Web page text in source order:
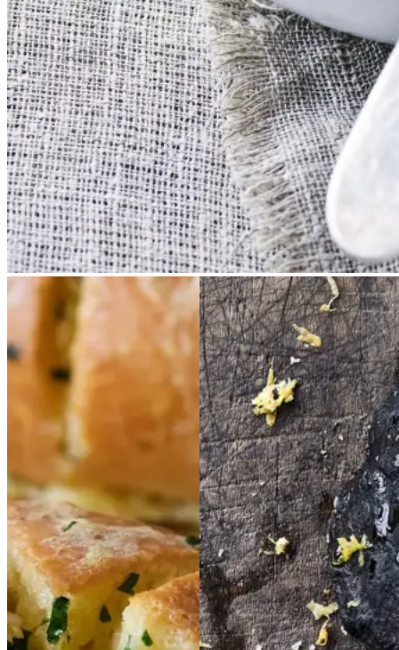
Koreanske
Koreansk
hvidløgsboller
gsboller
Gem opskrift
GrilletGrillet
knoldselleriknoldsell
eri medmed
friskefriske
ramsløgsknopperra
msløgsknopper ogog
estragonolieestragon
olie